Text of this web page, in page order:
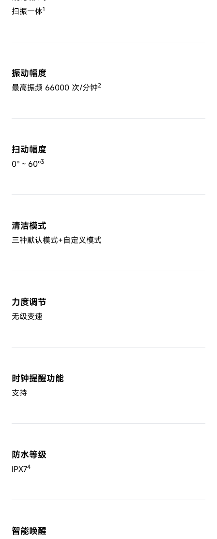
扫振一体1
振动幅度
最高振频 66000 次/分钟2
扫动幅度
0° ~ 60°3
清洁模式
三种默认模式+自定义模式
力度调节
无级变速
时钟提醒功能
支持
防水等级
IPX74
智能唤醒